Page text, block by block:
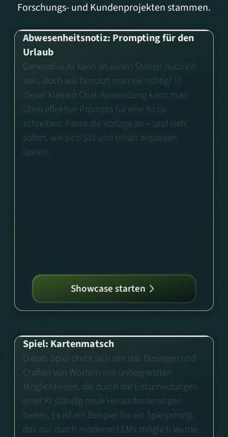
Forschungs- und Kundenprojekten stammen.
Abwesenheitsnotiz: Prompting für den
Urlaub
Generative KI kann an vielen Stellen nützlich
sein, doch wie benutzt man sie richtig? In
dieser kleinen Chat-Anwendung kann man
üben effektive Prompts für eine KI zu
schreiben. Passe die Vorlage an – und sieh
sofort, wie sich Stil und Inhalt anpassen
lassen.
Showcase starten
Spiel: Kartenmatsch
Dieses Spiel dreht sich um das Besiegen und
Craften von Wörtern mit unbegrenzten
Möglichkeiten, die durch die Entscheidungen
einer KI ständig neue Herausforderungen
bieten. Es ist ein Beispiel für ein Spielprinzip,
das nur durch moderne LLMs möglich wurde.